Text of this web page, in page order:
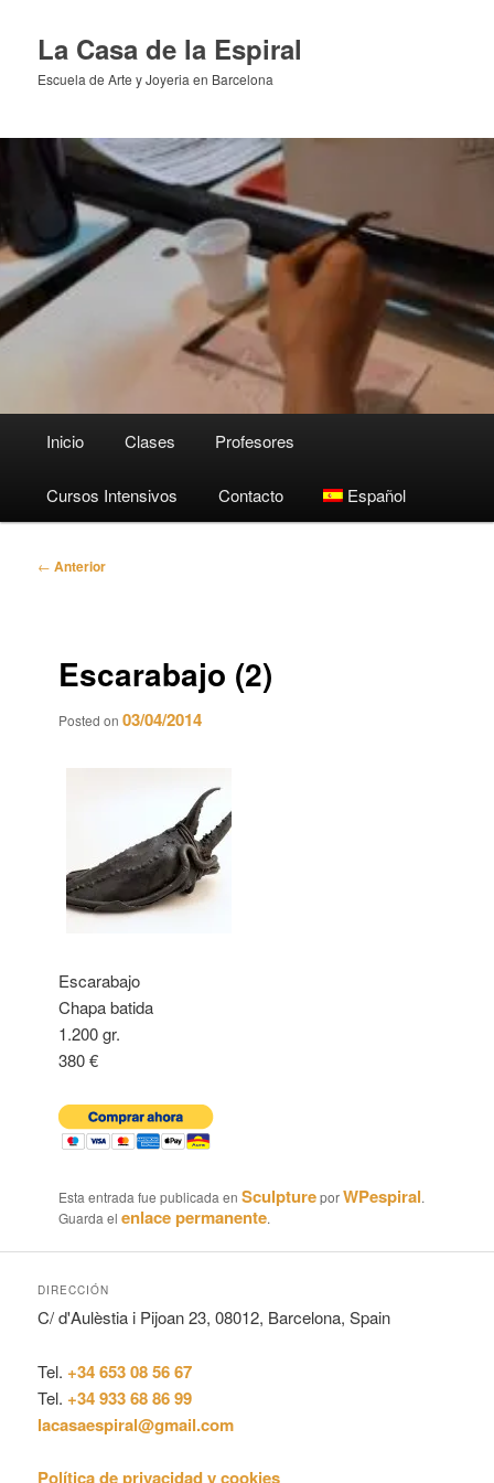
contenido
principal
La Casa de la Espiral
Escuela de Arte y Joyeria en Barcelona
principalInicio Clases Profesores
Cursos Intensivos Contacto Español
Navegación
← Anterior
Escarabajo (2)
Posted on03/04/2014
Escarabajo
Chapa batida
1.200 gr.
380 €
Esta entrada fue publicada enSculptureporWPespiral.
Guarda elenlace permanente.
DIRECCIÓN
C/ d'Aulèstia i Pijoan 23, 08012, Barcelona, Spain
Tel. +34 653 08 56 67
Tel. +34 933 68 86 99
lacasaespiral@gmail.com
Política de privacidad y cookies